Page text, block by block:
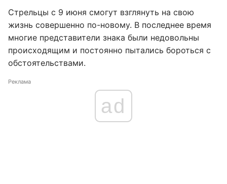
Стрельцы с 9 июня смогут взглянуть на свою
жизнь совершенно по-новому. В последнее время
многие представители знака были недовольны
происходящим и постоянно пытались бороться с
обстоятельствами.
Реклама
ad